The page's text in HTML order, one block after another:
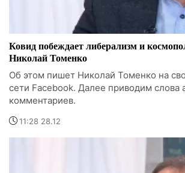
Ковид побеждает либерализм и
Николай Томенко
Об этом пишет Николай Томенко на
сети Facebook. Далее приводим слова
комментариев.
11:28 28.12